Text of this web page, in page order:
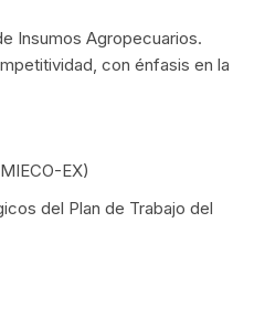
Insumos Agropecuarios.
con énfasis en la
EX)
del Plan de Trabajo del